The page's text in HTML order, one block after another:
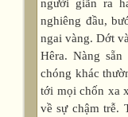
người giãn ra
nghiêng đầu,
ngai vàng. Dớt
Hêra. Nàng
chóng khác
tới mọi chốn xa
về sự chậm trễ.